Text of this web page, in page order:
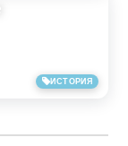
ИСТОРИЯ